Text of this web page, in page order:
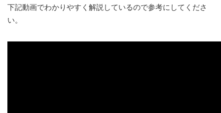
下記動画でわかりやすく解説しているので参考にしてくださ
い。